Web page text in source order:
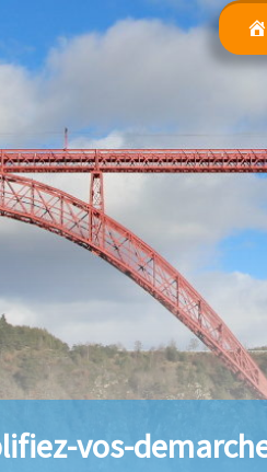
vos-